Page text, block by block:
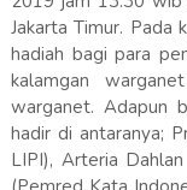
Jakarta Timur. Pada
hadiah bagi para
kalamgan
warganet. Adapun
hadir di antaranya;
LIPI), Arteria